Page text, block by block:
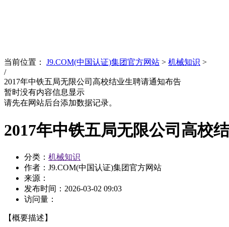
当前位置： J9.COM(中国认证)集团官方网站 > 机械知识 >
/
2017年中铁五局无限公司高校结业生聘请通知布告
暂时没有内容信息显示
请先在网站后台添加数据记录。
2017年中铁五局无限公司高校
分类： 机械知识
作者：J9.COM(中国认证)集团官方网站
来源：
发布时间： 2026-03-02 09:03
访问量：
【概要描述】